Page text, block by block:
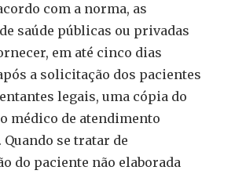
com a norma, as
saúde públicas ou privadas
em até cinco dias
a solicitação dos pacientes
legais, uma cópia do
médico de atendimento
se tratar de
do paciente não elaborada